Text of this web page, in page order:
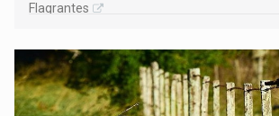
Flagrantes